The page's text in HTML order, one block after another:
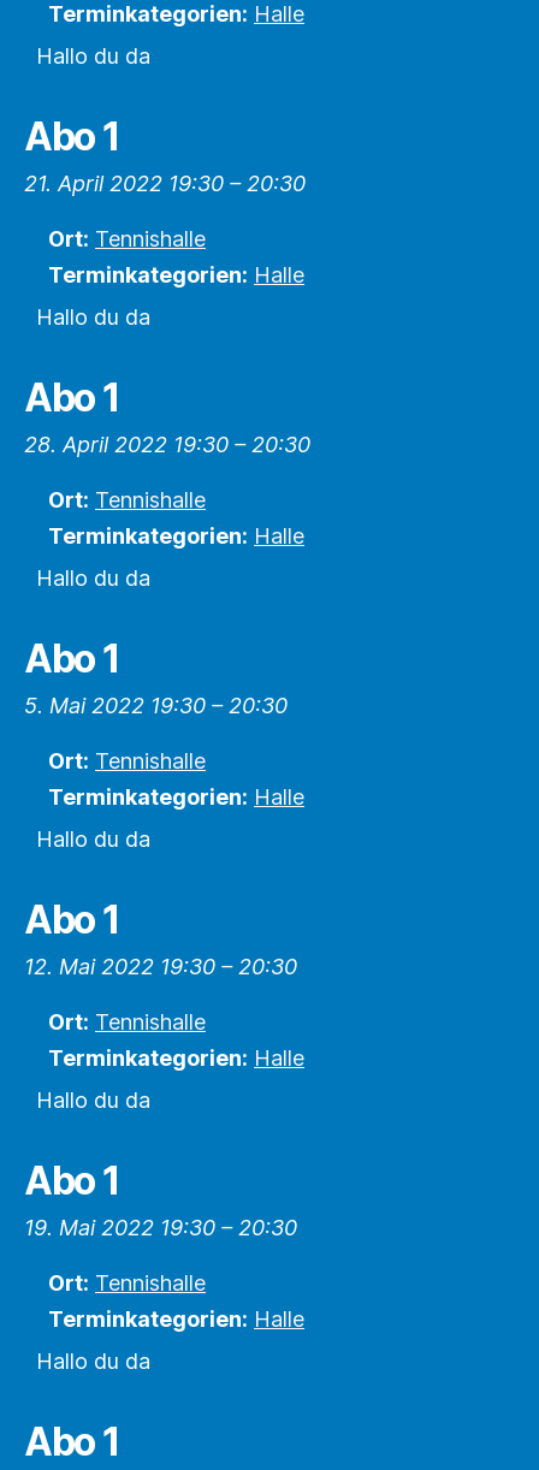
Terminkategorien: Halle
Hallo du da
Abo 1
21. April 2022 19:30 – 20:30
Ort: Tennishalle
Terminkategorien: Halle
Hallo du da
Abo 1
28. April 2022 19:30 – 20:30
Ort: Tennishalle
Terminkategorien: Halle
Hallo du da
Abo 1
5. Mai 2022 19:30 – 20:30
Ort: Tennishalle
Terminkategorien: Halle
Hallo du da
Abo 1
12. Mai 2022 19:30 – 20:30
Ort: Tennishalle
Terminkategorien: Halle
Hallo du da
Abo 1
19. Mai 2022 19:30 – 20:30
Ort: Tennishalle
Terminkategorien: Halle
Hallo du da
Abo 1